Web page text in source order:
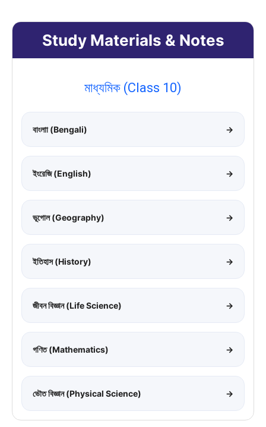
Study Materials & Notes
মাধ্যমিক (Class 10)
বাংলাা (Bengali) →
ইংরেজি (English) →
ভূগোল (Geography) →
ইতিহাস (History) →
জীবন বিজ্ঞান (Life Science) →
গণিত (Mathematics) →
ভৌত বিজ্ঞান (Physical Science) →